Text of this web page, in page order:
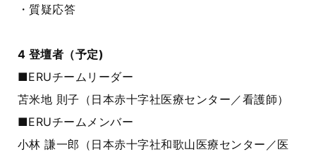
・質疑応答
4 登壇者（予定)
■ERUチームリーダー
苫米地 則子（日本赤十字社医療センター／看護師）
■ERUチームメンバー
小林 謙一郎（日本赤十字社和歌山医療センター／医